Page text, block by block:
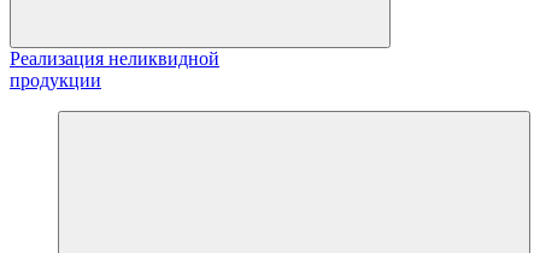
Реализация неликвидной
продукции